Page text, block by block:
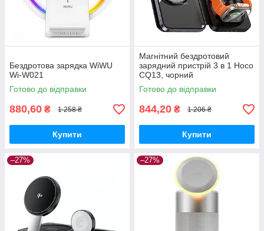
Бездротова зарядка WiWU
Wi-W021
Готово до відправки
880,60 ₴ 1 258 ₴
Купити
Магнітний бездротовий
зарядний пристрій 3 в 1 Hoco
CQ13, чорний
Готово до відправки
844,20 ₴ 1 206 ₴
Купити
–27% –27%